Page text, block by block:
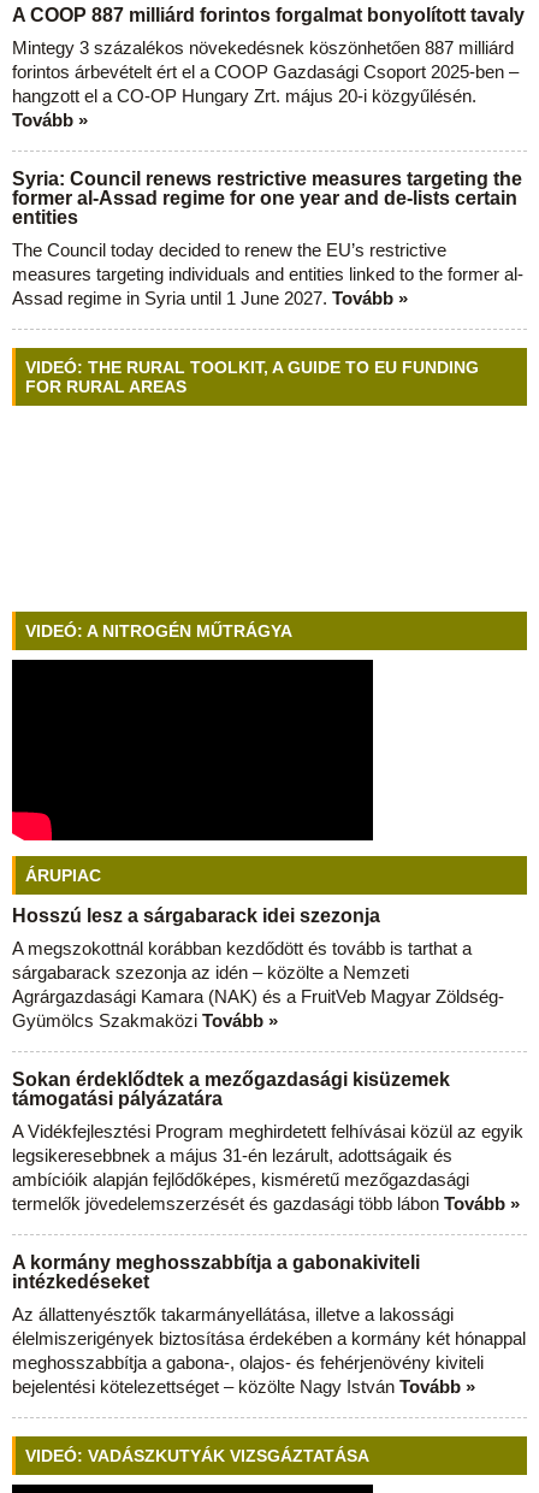
A COOP 887 milliárd forintos forgalmat bonyolított tavaly
Mintegy 3 százalékos növekedésnek köszönhetően 887 milliárd
forintos árbevételt ért el a COOP Gazdasági Csoport 2025-ben –
hangzott el a CO-OP Hungary Zrt. május 20-i közgyűlésén.
Tovább »
Syria: Council renews restrictive measures targeting the
former al-Assad regime for one year and de-lists certain
entities
The Council today decided to renew the EU’s restrictive
measures targeting individuals and entities linked to the former al-
Assad regime in Syria until 1 June 2027. Tovább »
VIDEÓ: THE RURAL TOOLKIT, A GUIDE TO EU FUNDING
FOR RURAL AREAS
VIDEÓ: A NITROGÉN MŰTRÁGYA
ÁRUPIAC
Hosszú lesz a sárgabarack idei szezonja
A megszokottnál korábban kezdődött és tovább is tarthat a
sárgabarack szezonja az idén – közölte a Nemzeti
Agrárgazdasági Kamara (NAK) és a FruitVeb Magyar Zöldség-
Gyümölcs Szakmaközi Tovább »
Sokan érdeklődtek a mezőgazdasági kisüzemek
támogatási pályázatára
A Vidékfejlesztési Program meghirdetett felhívásai közül az egyik
legsikeresebbnek a május 31-én lezárult, adottságaik és
ambícióik alapján fejlődőképes, kisméretű mezőgazdasági
termelők jövedelemszerzését és gazdasági több lábon Tovább »
A kormány meghosszabbítja a gabonakiviteli
intézkedéseket
Az állattenyésztők takarmányellátása, illetve a lakossági
élelmiszerigények biztosítása érdekében a kormány két hónappal
meghosszabbítja a gabona-, olajos- és fehérjenövény kiviteli
bejelentési kötelezettséget – közölte Nagy István Tovább »
VIDEÓ: VADÁSZKUTYÁK VIZSGÁZTATÁSA